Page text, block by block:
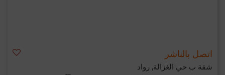
اتصل بالناشر
شقة ب حي الغزالة, رواد